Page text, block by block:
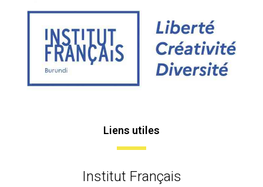
Liens utiles
Institut Français